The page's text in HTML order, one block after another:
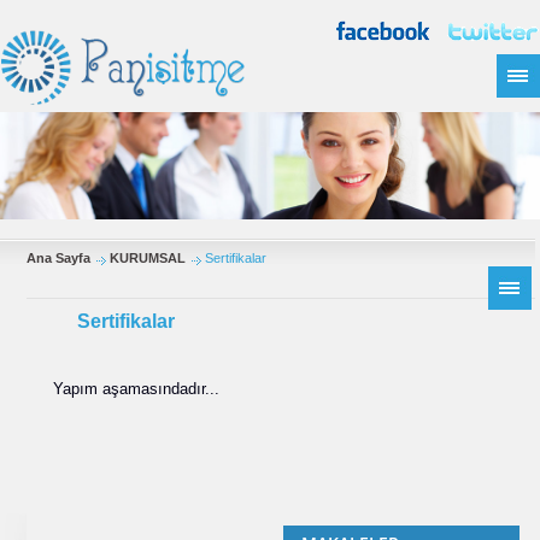
Ana Sayfa KURUMSAL Sertifikalar
Sertifikalar
Yapım aşamasındadır...